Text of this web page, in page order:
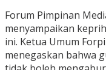
Forum Pimpinan
menyampaikan
ini. Ketua Umum
menegaskan bahwa